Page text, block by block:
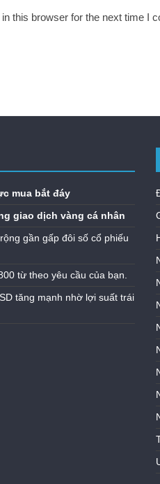
this browser for the next time I
mua bắt đáy
giao dịch vàng cá nhân
gần gấp đôi số cổ phiếu
từ theo yêu cầu của bạn.
tăng mạnh nhờ lợi suất trái